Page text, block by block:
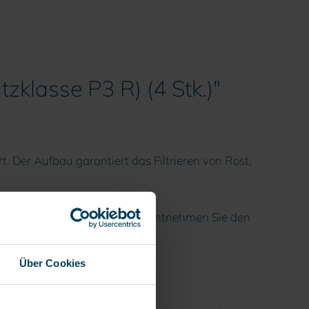
Über Cookies
P3 R) (4 Stk.)"
Der Aufbau garantiert das Filtrieren von Rost,
DUETTA. Alle Einsatzorte entnehmen Sie den